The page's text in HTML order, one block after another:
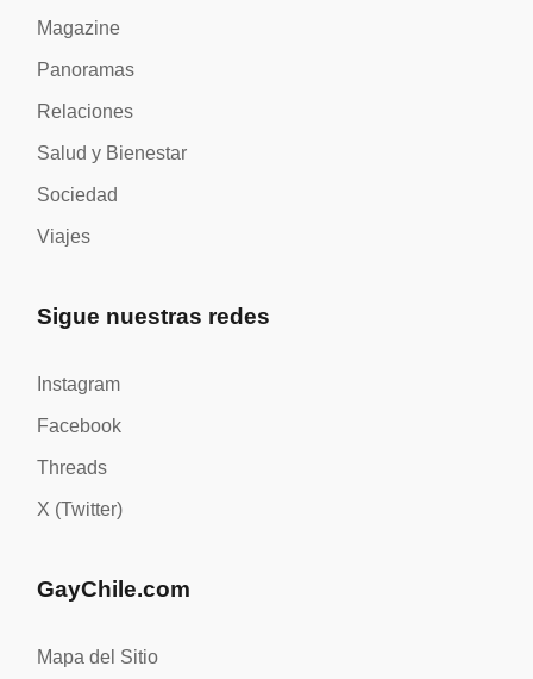
Magazine
Panoramas
Relaciones
Salud y Bienestar
Sociedad
Viajes
Sigue nuestras redes
Instagram
Facebook
Threads
X (Twitter)
GayChile.com
Mapa del Sitio